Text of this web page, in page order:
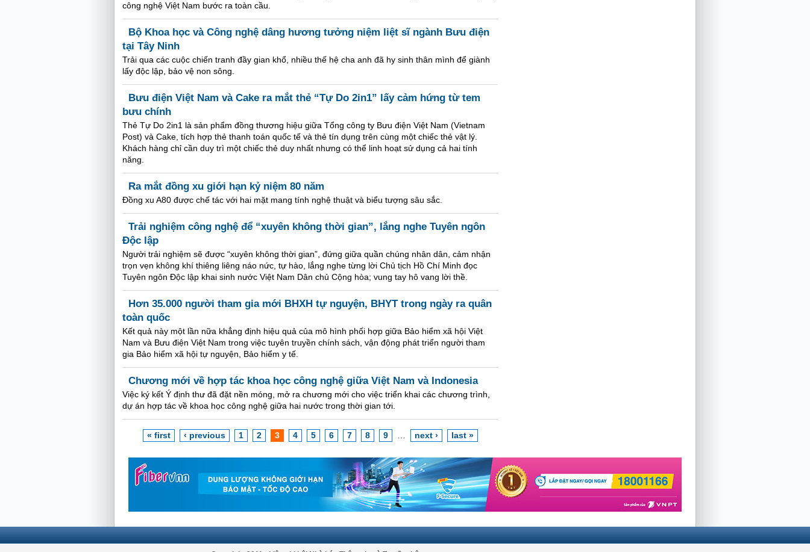
công nghệ Việt Nam bước ra toàn cầu.
Bộ Khoa học và Công nghệ dâng hương tưởng niệm liệt sĩ ngành Bưu điện
tại Tây Ninh
Trải qua các cuộc chiến tranh đầy gian khổ, nhiều thế hệ cha anh đã hy sinh thân mình để giành
lấy độc lập, bảo vệ non sông.
Bưu điện Việt Nam và Cake ra mắt thẻ “Tự Do 2in1” lấy cảm hứng từ tem
bưu chính
Thẻ Tự Do 2in1 là sản phẩm đồng thương hiệu giữa Tổng công ty Bưu điện Việt Nam (Vietnam
Post) và Cake, tích hợp thẻ thanh toán quốc tế và thẻ tín dụng trên cùng một chiếc thẻ vật lý.
Khách hàng chỉ cần duy trì một chiếc thẻ duy nhất nhưng có thể linh hoạt sử dụng cả hai tính
năng.
Ra mắt đồng xu giới hạn kỷ niệm 80 năm
Đồng xu A80 được chế tác với hai mặt mang tính nghệ thuật và biểu tượng sâu sắc.
Trải nghiệm công nghệ để “xuyên không thời gian”, lắng nghe Tuyên ngôn
Độc lập
Người trải nghiệm sẽ được “xuyên không thời gian”, đứng giữa quần chúng nhân dân, cảm nhận
trọn vẹn không khí thiêng liêng náo nức, tự hào, lắng nghe từng lời Chủ tịch Hồ Chí Minh đọc
Tuyên ngôn Độc lập khai sinh nước Việt Nam Dân chủ Cộng hòa; vung tay hô vang lời thề.
Hơn 35.000 người tham gia mới BHXH tự nguyện, BHYT trong ngày ra quân
toàn quốc
Kết quả này một lần nữa khẳng định hiệu quả của mô hình phối hợp giữa Bảo hiểm xã hội Việt
Nam và Bưu điện Việt Nam trong việc tuyên truyền chính sách, vận động phát triển người tham
gia Bảo hiểm xã hội tự nguyện, Bảo hiểm y tế.
Chương mới về hợp tác khoa học công nghệ giữa Việt Nam và Indonesia
Việc ký kết Ý định thư đã đặt nền móng, mở ra chương mới cho việc triển khai các chương trình,
dự án hợp tác về khoa học công nghệ giữa hai nước trong thời gian tới.
« first ‹ previous 1 2 3 4 5 6 7 8 9 next › last »